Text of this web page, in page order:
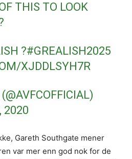
THIS TO LOOK
?#GREALISH2025
XJDDLSYH7R
2020
Gareth Southgate mener
var mer enn god nok for de